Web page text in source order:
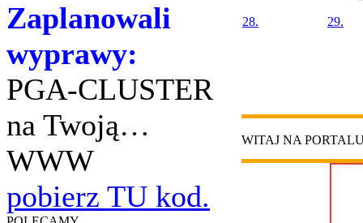
Zaplanowali
wyprawy:
PGA-CLUSTER
na Twoją…
WWW
pobierz TU kod.
28. 29.
WITAJ NA